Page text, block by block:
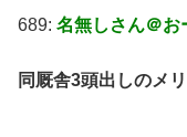
689: 名無しさん＠お
同厩舎3頭出しのメ